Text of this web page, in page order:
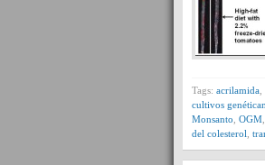
Tags: acrilamida
cultivos
Monsanto OGM
del colesterol